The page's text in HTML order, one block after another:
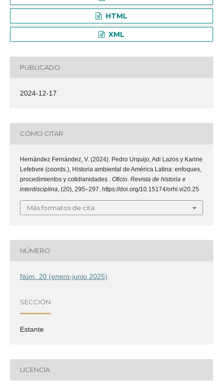
HTML
XML
PUBLICADO
2024-12-17
CÓMO CITAR
Hernández Fernández, V. (2024). Pedro Urquijo, Adi Lazos y Karine
Lefebvre (coords.), Historia ambiental de América Latina: enfoques,
procedimientos y cotidianidades . Oficio. Revista de historia e
interdisciplina, (20), 295–297. https://doi.org/10.15174/orhi.vi20.25
Más formatos de cita
NÚMERO
Núm. 20 (enero-junio 2025)
SECCIÓN
Estante
LICENCIA